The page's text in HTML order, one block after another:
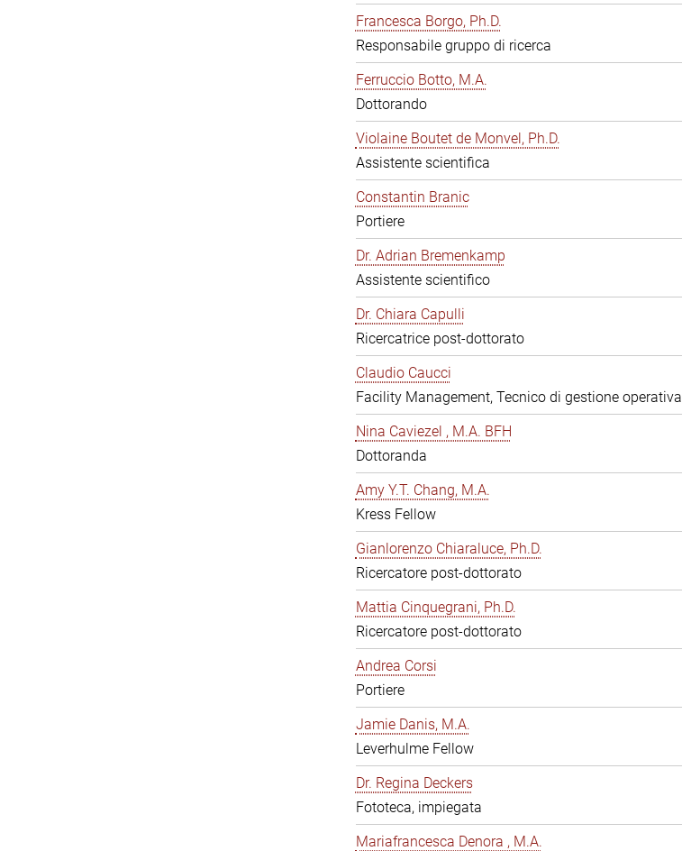
Francesca Borgo, Ph.D.
Responsabile gruppo di ricerca
Ferruccio Botto, M.A.
Dottorando
Violaine Boutet de Monvel, Ph.D.
Assistente scientifica
Constantin Branic
Portiere
Dr. Adrian Bremenkamp
Assistente scientifico
Dr. Chiara Capulli
Ricercatrice post-dottorato
Claudio Caucci
Facility Management, Tecnico di gestione operativa
Nina Caviezel , M.A. BFH
Dottoranda
Amy Y.T. Chang, M.A.
Kress Fellow
Gianlorenzo Chiaraluce, Ph.D.
Ricercatore post-dottorato
Mattia Cinquegrani, Ph.D.
Ricercatore post-dottorato
Andrea Corsi
Portiere
Jamie Danis, M.A.
Leverhulme Fellow
Dr. Regina Deckers
Fototeca, impiegata
Mariafrancesca Denora , M.A.